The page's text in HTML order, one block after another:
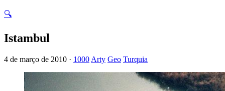
🔍
Istambul
4 de março de 2010 · 1000 Arty Geo Turquia